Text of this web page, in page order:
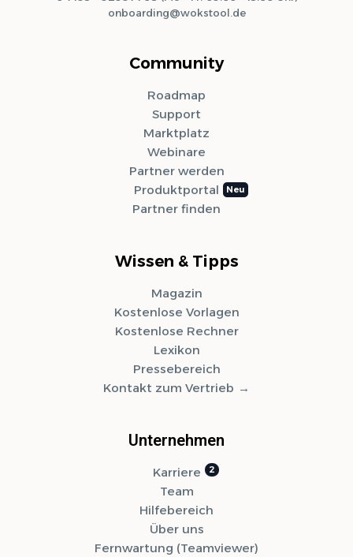
onboarding@wokstool.de
Community
Roadmap
Support
Marktplatz
Webinare
Partner werden
Produktportal
Partner finden
Wissen & Tipps
Magazin
Kostenlose Vorlagen
Kostenlose Rechner
Lexikon
Pressebereich
Kontakt zum Vertrieb
Unternehmen
Karriere
Team
Hilfebereich
Über uns
Fernwartung (Teamviewer)